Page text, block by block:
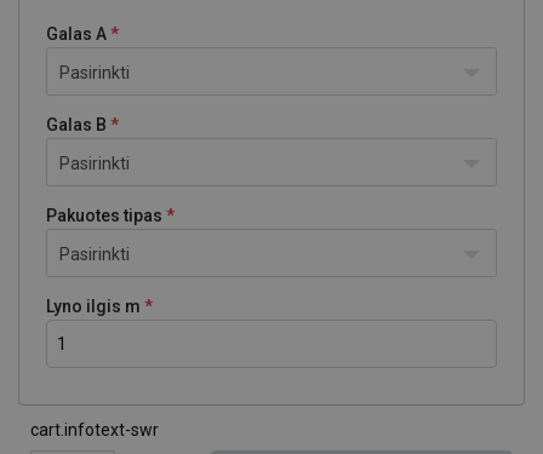
Galas A
Pasirinkti
Galas B
Pasirinkti
Pakuotes tipas
Pasirinkti
Lyno ilgis m
cart.infotext-swr